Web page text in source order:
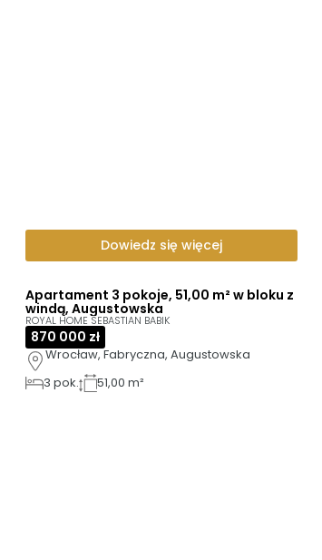
Dowiedz się więcej
Apartament 3 pokoje, 51,00 m² w bloku z
windą, Augustowska
ROYAL HOME SEBASTIAN BABIK
870 000 zł
Wrocław, Fabryczna, Augustowska
3 pok. 51,00 m²